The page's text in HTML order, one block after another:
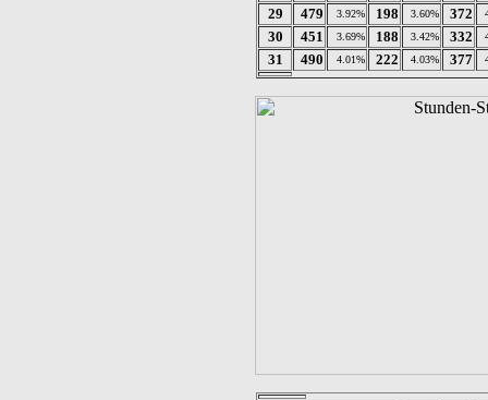
29 479 3.92% 198 3.60% 372
30 451 3.69% 188 3.42% 332
31 490 4.01% 222 4.03% 377